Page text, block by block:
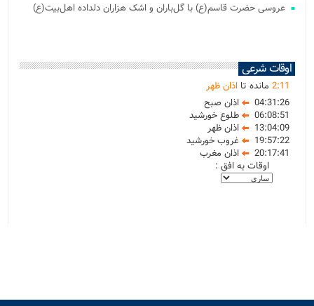
عروسی حضرت قاسم(ع) با گل‌باران و اشک هزاران دلداده اهل‌بیت(ع)
اوقات شرعی
2:11 مانده تااذان ظهر
04:31:26
اذان صبح
06:08:51
طلوع خورشید
13:04:09
اذان ظهر
19:57:22
غروب خورشید
20:17:41
اذان مغرب
اوقات به افق :